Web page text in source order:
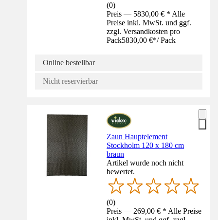
(0)
Preis — 5830,00 € * Alle
Preise inkl. MwSt. und ggf.
zzgl. Versandkosten pro
Pack5830,00 €*/ Pack
Online bestellbar
Nicht reservierbar
Zaun Hauptelement
Stockholm 120 x 180 cm
braun
Artikel wurde noch nicht
bewertet.
(0)
Preis — 269,00 € * Alle Preise